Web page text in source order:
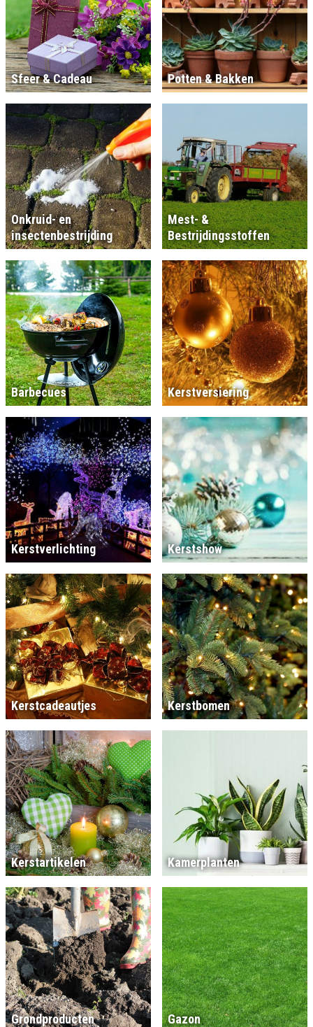
Sfeer & Cadeau Potten & Bakken
Onkruid- en
insectenbestrijding
Mest- &
Bestrijdingsstoffen
Barbecues Kerstversiering
Kerstverlichting Kerstshow
Kerstcadeautjes Kerstbomen
Kerstartikelen Kamerplanten
Grondproducten Gazon